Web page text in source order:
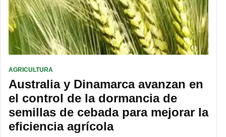
AGRICULTURA
Australia y Dinamarca avanzan en
el control de la dormancia de
semillas de cebada para mejorar la
eficiencia agrícola